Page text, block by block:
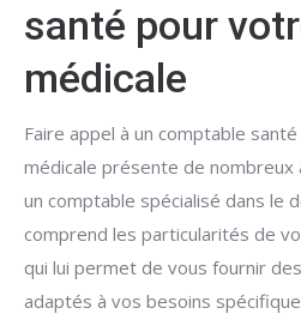
santé pour
médicale
Faire appel à un comptable
médicale présente de
un comptable spécialisé dans le
comprend les particularités de
qui lui permet de vous fournir
adaptés à vos besoins